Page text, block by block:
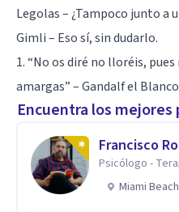
Legolas – ¿Tampoco junto a
Gimli – Eso sí, sin dudarlo.
1. “No os diré no lloréis,
amargas” – Gandalf el Blanco
Encuentra los
Francisco
Psicólogo -
Miami Beach